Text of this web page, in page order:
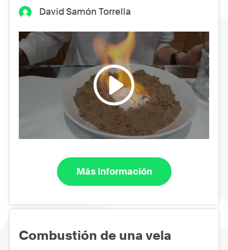
David Samón Torrella
Más información
Combustión de una vela